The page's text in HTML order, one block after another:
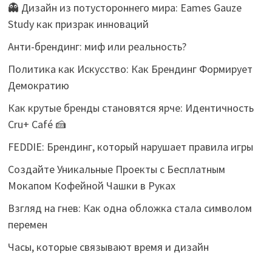
👻 Дизайн из потустороннего мира: Eames Gauze
Study как призрак инноваций
Анти-брендинг: миф или реальность?
Политика как Искусство: Как Брендинг Формирует
Демократию
Как крутые бренды становятся ярче: Идентичность
Cru+ Café 🍰
FEDDIE: Брендинг, который нарушает правила игры
Создайте Уникальные Проекты с Бесплатным
Мокапом Кофейной Чашки в Руках
Взгляд на гнев: Как одна обложка стала символом
перемен
Часы, которые связывают время и дизайн